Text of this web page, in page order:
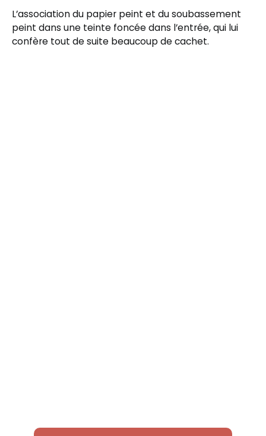
L’association du papier peint et du soubassement
peint dans une teinte foncée dans l’entrée, qui lui
confère tout de suite beaucoup de cachet.